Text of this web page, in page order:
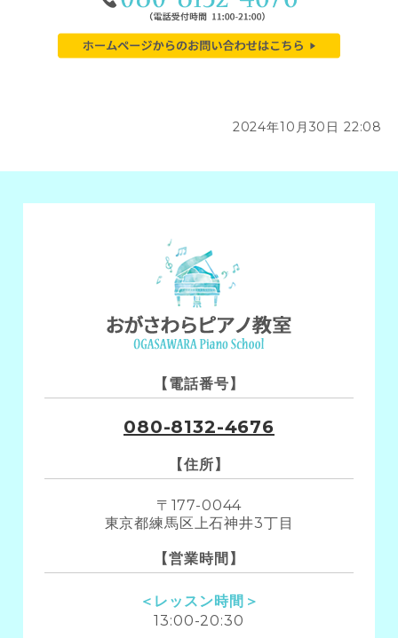
2024年10月30日 22:08
【電話番号】
080-8132-4676
【住所】
〒177-0044
東京都練馬区上石神井3丁目
【営業時間】
＜レッスン時間＞
13:00-20:30